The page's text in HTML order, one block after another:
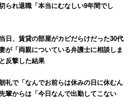
てないけど 社交不安障害で何
かといえば やっぱり強制的に
子供会などの行事や役員だ」
すら行けなくなったが6年かか
きた。これ、侮らない方が良
らない程キツイ」
とダメっていうのは窮屈。就
られ退職「本当にむなしい9年間でし
日、賃貸の部屋がカビだらけだった30代
が「両親についている弁護士に相談しま
反撃した結果
礼で「なんでお前らは休みの日に休むん
からは「今日なんで出勤してこない